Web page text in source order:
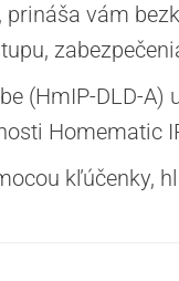
vám
(HmIP-DLD-
Homematic
kľúčenky,